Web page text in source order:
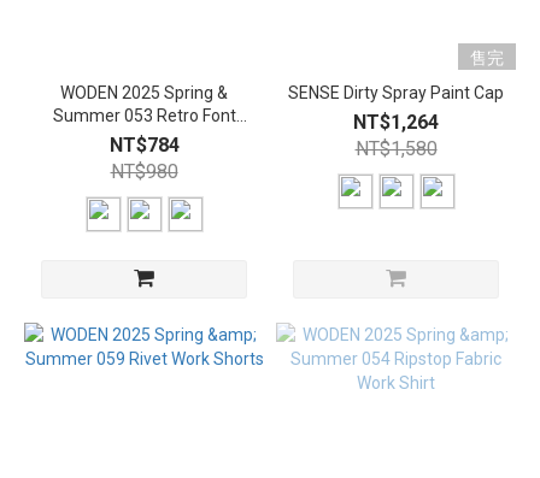
WODEN 2025 Spring &
Summer 053 Retro Font
Trucker Hat
NT$784
NT$980
售完
SENSE Dirty Spray Paint Cap
NT$1,264
NT$1,580